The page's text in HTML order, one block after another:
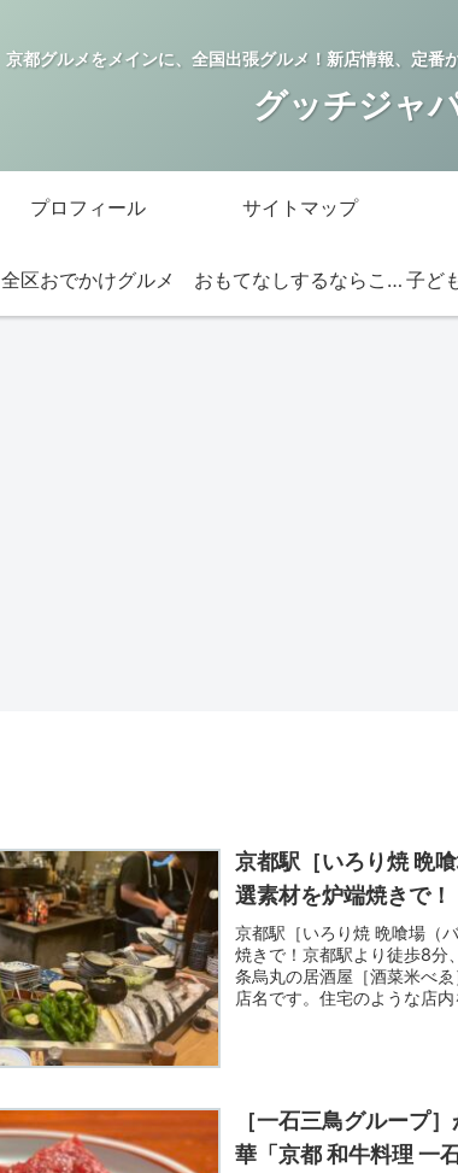
京都グルメをメインに、全国出張グルメ！新店情報、定
グッチジャ
プロフィール サイトマップ
全区おでかけグルメ おもてなしするならこの店
京都駅［いろり焼 晩
選素材を炉端焼きで！
京都駅［いろり焼 晩喰場（
焼きで！京都駅より徒歩8分
条烏丸の居酒屋［酒菜米べ
店名です。住宅のような店
［一石三鳥グループ
華「京都 和牛料理 一